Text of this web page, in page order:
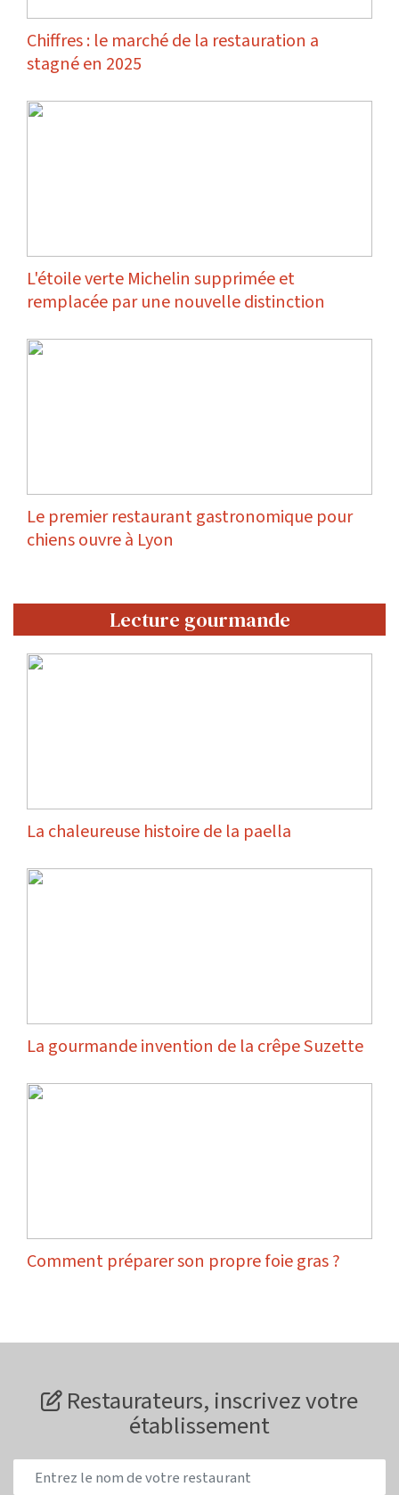
Chiffres : le marché de la restauration a
stagné en 2025
L'étoile verte Michelin supprimée et
remplacée par une nouvelle distinction
Le premier restaurant gastronomique pour
chiens ouvre à Lyon
Lecture gourmande
La chaleureuse histoire de la paella
La gourmande invention de la crêpe Suzette
Comment préparer son propre foie gras ?
Restaurateurs, inscrivez votre
établissement